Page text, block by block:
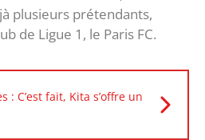
plusieurs prétendants,
de Ligue 1, le Paris FC.
: C’est fait, Kita s’offre un